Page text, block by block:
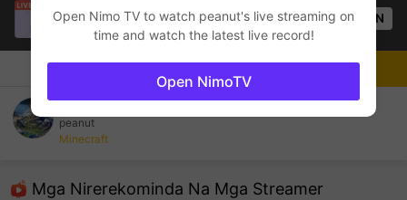
Thầy Giáo Mười
is live!
League of Legends
4.8k Views OPEN
Chat Streamer
peanut
Minecraft
Mga Nirerekominda Na Mga Streamer
Sundan
Open Nimo TV to watch peanut's live streaming on
time and watch the latest live record!
Open NimoTV
sentinelEnd